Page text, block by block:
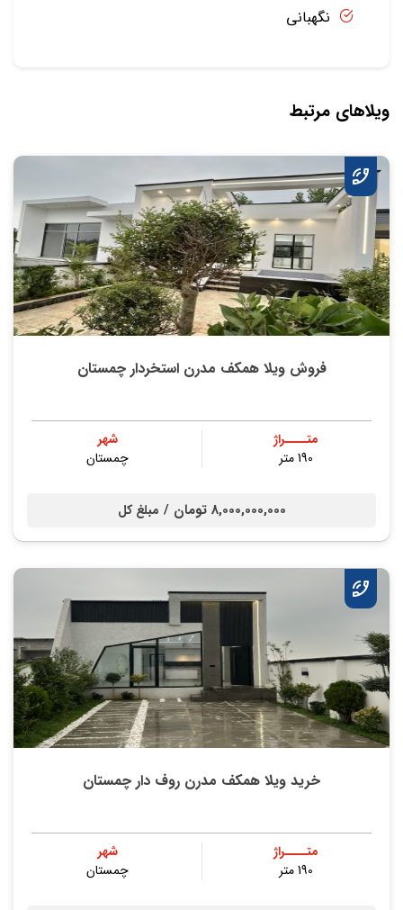
نگهبانی
ویلاهای مرتبط
فروش ویلا همکف مدرن استخردار چمستان
متــــراژ
190 متر
شهر
چمستان
8,000,000,000 تومان / مبلغ کل
خرید ویلا همکف مدرن روف دار چمستان
متــــراژ
190 متر
شهر
چمستان